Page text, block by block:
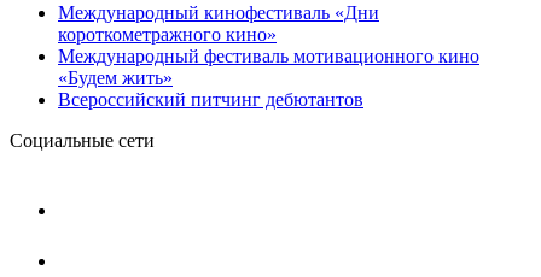
Международный кинофестиваль «Дни
короткометражного кино»
Международный фестиваль мотивационного кино
«Будем жить»
Всероссийский питчинг дебютантов
Социальные сети